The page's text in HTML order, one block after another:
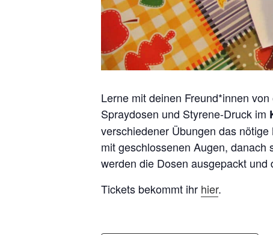
Lerne mit deinen Freund*innen
Spraydosen und Styrene-Druck im
verschiedener Übungen das
mit geschlossenen Augen,
werden die Dosen ausgepackt
Tickets bekommt ihr hier.